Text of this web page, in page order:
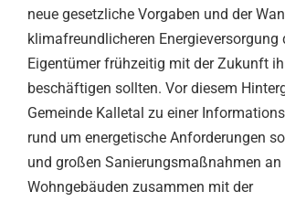
neue gesetzliche Vorgaben und der
klimafreundlicheren Energieversorgung
Eigentümer frühzeitig mit der Zukunft
beschäftigen sollten. Vor diesem
Gemeinde Kalletal zu einer
rund um energetische Anforderungen
und großen Sanierungsmaßnahmen an
Wohngebäuden zusammen mit der